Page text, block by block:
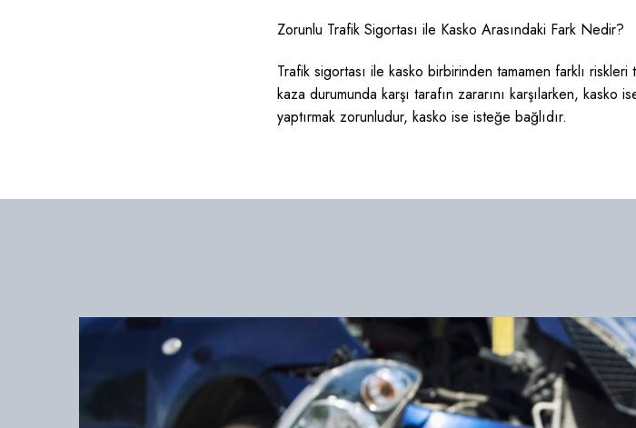
Zorunlu Trafik Sigortası ile Kasko Arasındaki Fark Nedir?
Trafik sigortası ile kasko birbirinden tamamen farklı riskleri
kaza durumunda karşı tarafın zararını karşılarken, kasko
yaptırmak zorunludur, kasko ise isteğe bağlıdır.